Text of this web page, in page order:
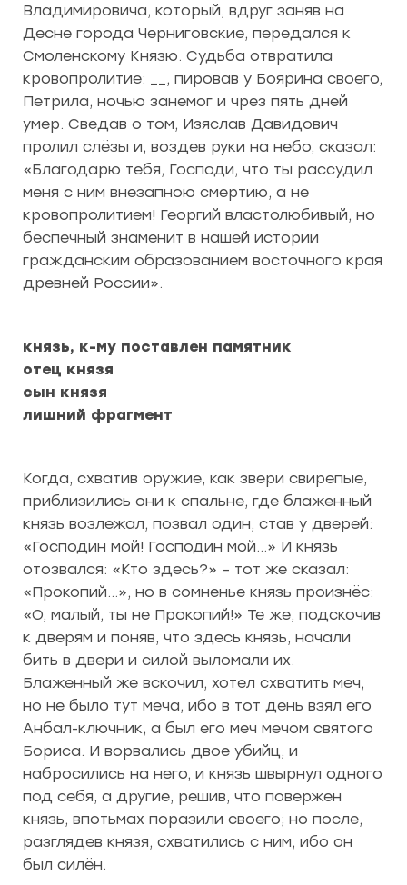
Владимировича, который, вдруг заняв на
Десне города Черниговские, передался к
Смоленскому Князю. Судьба отвратила
кровопролитие: __, пировав у Боярина своего,
Петрила, ночью занемог и чрез пять дней
умер. Сведав о том, Изяслав Давидович
пролил слёзы и, воздев руки на небо, сказал:
«Благодарю тебя, Господи, что ты рассудил
меня с ним внезапною смертию, а не
кровопролитием! Георгий властолюбивый, но
беспечный знаменит в нашей истории
гражданским образованием восточного края
древней России».
князь, к-му поставлен памятник
отец князя
сын князя
лишний фрагмент
Когда, схватив оружие, как звери свирепые,
приблизились они к спальне, где блаженный
князь возлежал, позвал один, став у дверей:
«Господин мой! Господин мой…» И князь
отозвался: «Кто здесь?» – тот же сказал:
«Прокопий…», но в сомненье князь произнёс:
«О, малый, ты не Прокопий!» Те же, подскочив
к дверям и поняв, что здесь князь, начали
бить в двери и силой выломали их.
Блаженный же вскочил, хотел схватить меч,
но не было тут меча, ибо в тот день взял его
Анбал-ключник, а был его меч мечом святого
Бориса. И ворвались двое убийц, и
набросились на него, и князь швырнул одного
под себя, а другие, решив, что повержен
князь, впотьмах поразили своего; но после,
разглядев князя, схватились с ним, ибо он
был силён.